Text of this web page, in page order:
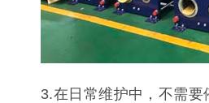
3.在日常维护中，不需要